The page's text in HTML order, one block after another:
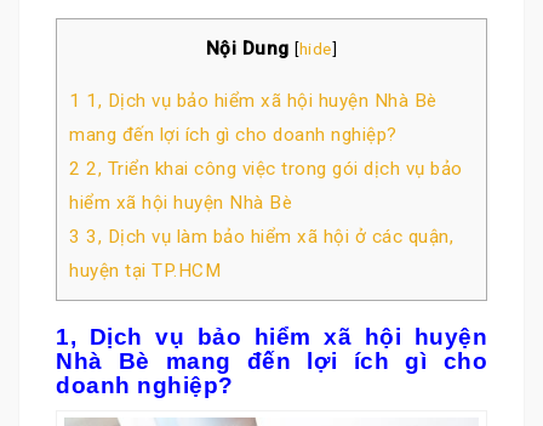
Nội Dung [hide]
1 1, Dịch vụ bảo hiểm xã hội huyện Nhà Bè
mang đến lợi ích gì cho doanh nghiệp?
2 2, Triển khai công việc trong gói dịch vụ bảo
hiểm xã hội huyện Nhà Bè
3 3, Dịch vụ làm bảo hiểm xã hội ở các quận,
huyện tại TP.HCM
1, Dịch vụ bảo hiểm xã hội huyện
Nhà Bè mang đến lợi ích gì cho
doanh nghiệp?